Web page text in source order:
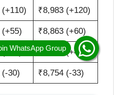
₹8,983 (+120)
(+55) ₹8,863 (+60)
(+45) ₹8,803 (+49)
(-30) ₹8,754 (-33)